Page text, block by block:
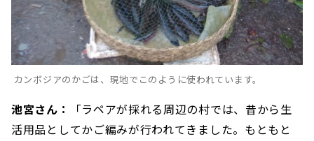
カンボジアのかごは、現地でこのように使われています。
池宮さん：
「ラペアが採れる周辺の村では、昔から生
活用品としてかご編みが行われてきました。もともと